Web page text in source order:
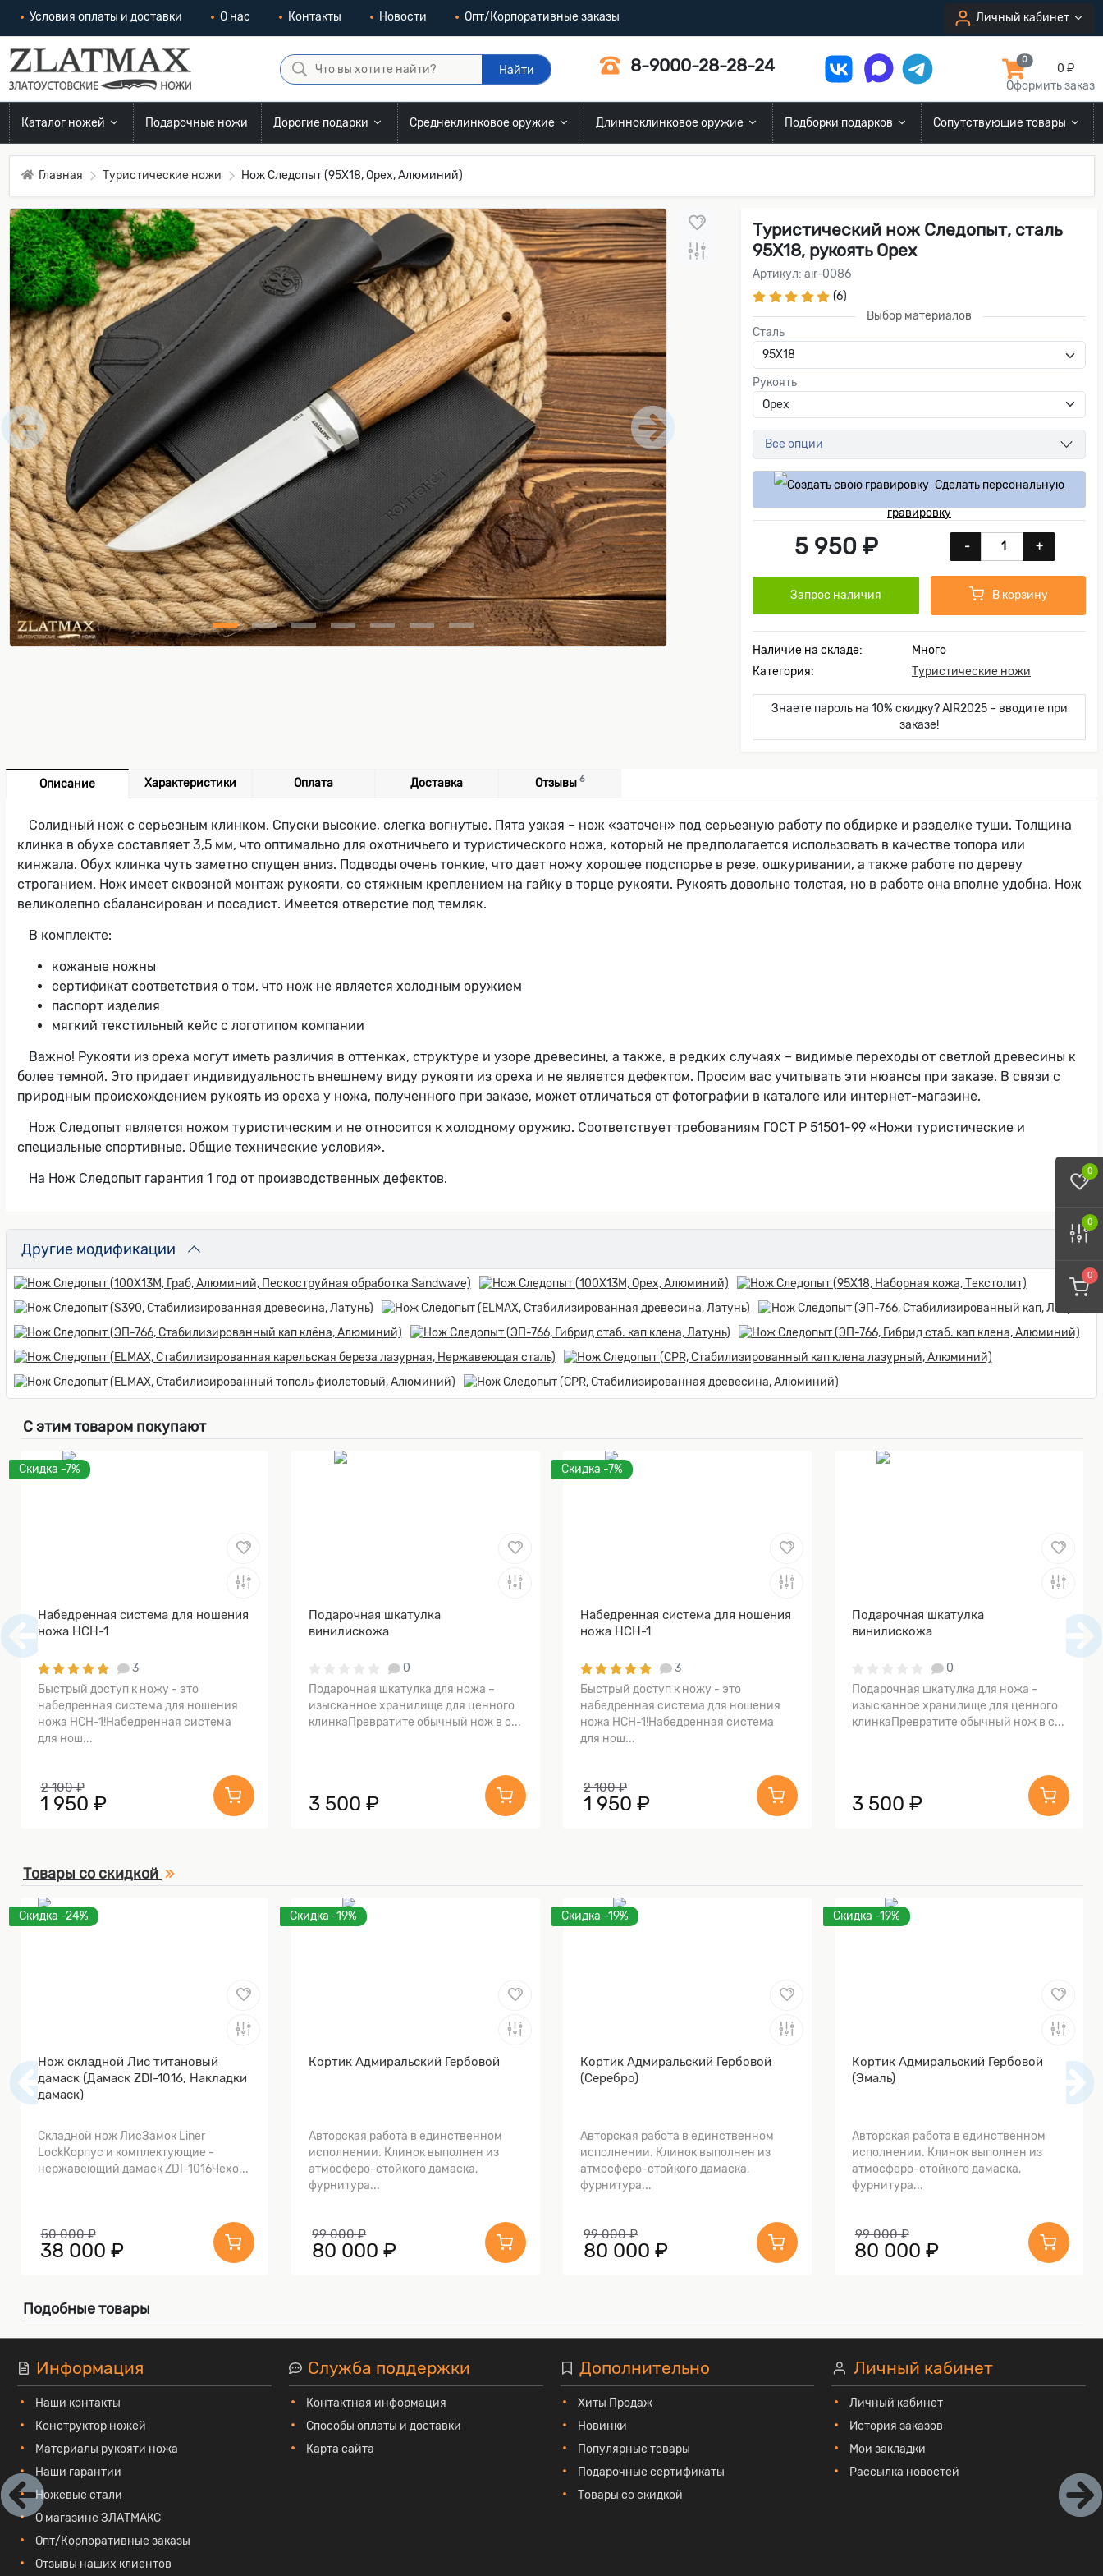
Условия оплаты и доставки О нас Контакты Новости Опт/Корпоративные заказы Личный кабинет
Найти 8-9000-28-28-24 0
0 ₽
Оформить заказ
Каталог ножей Подарочные ножи Дорогие подарки Среднеклинковое оружие Длинноклинковое оружие Подборки подарков Сопутствующие товары
0
0
0
Главная Туристические ножи Нож Следопыт (95Х18, Орех, Алюминий)
Туристический нож Следопыт, сталь
95Х18, рукоять Орех
Артикул: air-0086
(6)
Выбор материалов
Сталь
Рукоять
Все опции
Сделать персональную
гравировку
5 950 ₽ - +
Запрос наличия В корзину
Наличие на складе:
Много
Категория:
Туристические ножи
Знаете пароль на 10% скидку? AIR2025 – вводите при
заказе!
Описание Характеристики Оплата Доставка Отзывы 6
Солидный нож с серьезным клинком. Спуски высокие, слегка вогнутые. Пята узкая – нож «заточен» под серьезную работу по обдирке и разделке туши. Толщина
клинка в обухе составляет 3,5 мм, что оптимально для охотничьего и туристического ножа, который не предполагается использовать в качестве топора или
кинжала. Обух клинка чуть заметно спущен вниз. Подводы очень тонкие, что дает ножу хорошее подспорье в резе, ошкуривании, а также работе по дереву
строганием. Нож имеет сквозной монтаж рукояти, со стяжным креплением на гайку в торце рукояти. Рукоять довольно толстая, но в работе она вполне удобна. Нож
великолепно сбалансирован и посадист. Имеется отверстие под темляк.
В комплекте:
кожаные ножны
сертификат соответствия о том, что нож не является холодным оружием
паспорт изделия
мягкий текстильный кейс с логотипом компании
Важно! Рукояти из ореха могут иметь различия в оттенках, структуре и узоре древесины, а также, в редких случаях – видимые переходы от светлой древесины к
более темной. Это придает индивидуальность внешнему виду рукояти из ореха и не является дефектом. Просим вас учитывать эти нюансы при заказе. В связи с
природным происхождением рукоять из ореха у ножа, полученного при заказе, может отличаться от фотографии в каталоге или интернет-магазине.
Нож Следопыт является ножом туристическим и не относится к холодному оружию. Соответствует требованиям ГОСТ Р 51501-99 «Ножи туристические и
специальные спортивные. Общие технические условия».
На Нож Следопыт гарантия 1 год от производственных дефектов.
Другие модификации
С этим товаром покупают
Скидка -7%
Набедренная система для ношения
ножа НСН-1
3
Быстрый доступ к ножу - это
набедренная система для ношения
ножа НСН-1!Набедренная система
для нош...
2 100 ₽
1 950 ₽
Подарочная шкатулка
винилискожа
0
Подарочная шкатулка для ножа –
изысканное хранилище для ценного
клинкаПревратите обычный нож в с...
3 500 ₽
Скидка -7%
Набедренная система для ношения
ножа НСН-1
3
Быстрый доступ к ножу - это
набедренная система для ношения
ножа НСН-1!Набедренная система
для нош...
2 100 ₽
1 950 ₽
Подарочная шкатулка
винилискожа
0
Подарочная шкатулка для ножа –
изысканное хранилище для ценного
клинкаПревратите обычный нож в с...
3 500 ₽
Товары со скидкой
Скидка -24%
Нож складной Лис титановый
дамаск (Дамаск ZDI-1016, Накладки
дамаск)
Складной нож ЛисЗамок Liner
LockКорпус и комплектующие -
нержавеющий дамаск ZDI-1016Чехо...
50 000 ₽
38 000 ₽
Скидка -19%
Кортик Адмиральский Гербовой
Авторская работа в единственном
исполнении. Клинок выполнен из
атмосферо-стойкого дамаска,
фурнитура...
99 000 ₽
80 000 ₽
Скидка -19%
Кортик Адмиральский Гербовой
(Серебро)
Авторская работа в единственном
исполнении. Клинок выполнен из
атмосферо-стойкого дамаска,
фурнитура...
99 000 ₽
80 000 ₽
Скидка -19%
Кортик Адмиральский Гербовой
(Эмаль)
Авторская работа в единственном
исполнении. Клинок выполнен из
атмосферо-стойкого дамаска,
фурнитура...
99 000 ₽
80 000 ₽
Подобные товары
Информация
Наши контакты
Конструктор ножей
Материалы рукояти ножа
Наши гарантии
Ножевые стали
О магазине ЗЛАТМАКС
Опт/Корпоративные заказы
Отзывы наших клиентов
Служба поддержки
Контактная информация
Способы оплаты и доставки
Карта сайта
Дополнительно
Хиты Продаж
Новинки
Популярные товары
Подарочные сертификаты
Товары со скидкой
Личный кабинет
Личный кабинет
История заказов
Мои закладки
Рассылка новостей